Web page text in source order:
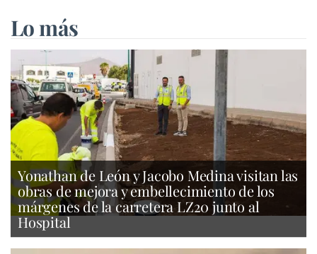
Lo más
Yonathan de León y Jacobo Medina visitan las
obras de mejora y embellecimiento de los
márgenes de la carretera LZ20 junto al
Hospital